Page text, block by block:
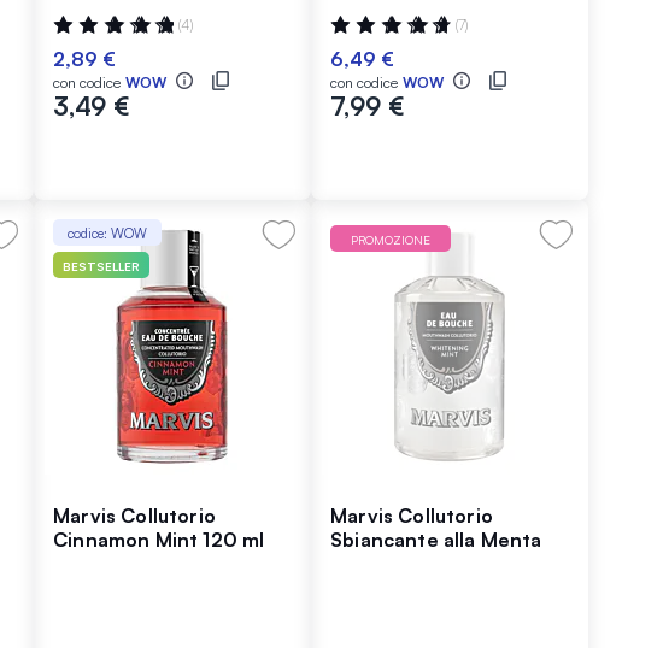
Valutazione:
100%
(4)
2,89 €
con codice WOW
3,49 €
Valutazione:
97%
(7)
6,49 €
con codice WOW
7,99 €
codice: WOW
BESTSELLER
Marvis Collutorio
Cinnamon Mint 120 ml
PROMOZIONE
Marvis Collutorio
Sbiancante alla Menta